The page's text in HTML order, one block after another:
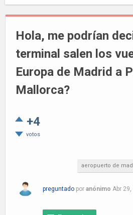
Hola, me podrían
terminal salen los
Europa de Madrid a
Mallorca?
+4
votos
aeropuerto de
preguntado por anónimo Abr 29,